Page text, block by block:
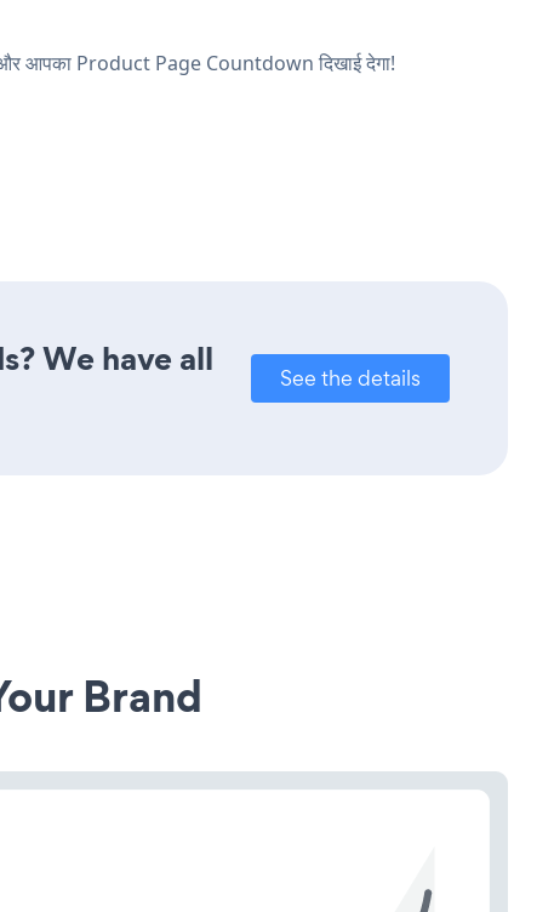
आपका Product Page Countdown दिखाई देगा!
We have all
See the details
Brand